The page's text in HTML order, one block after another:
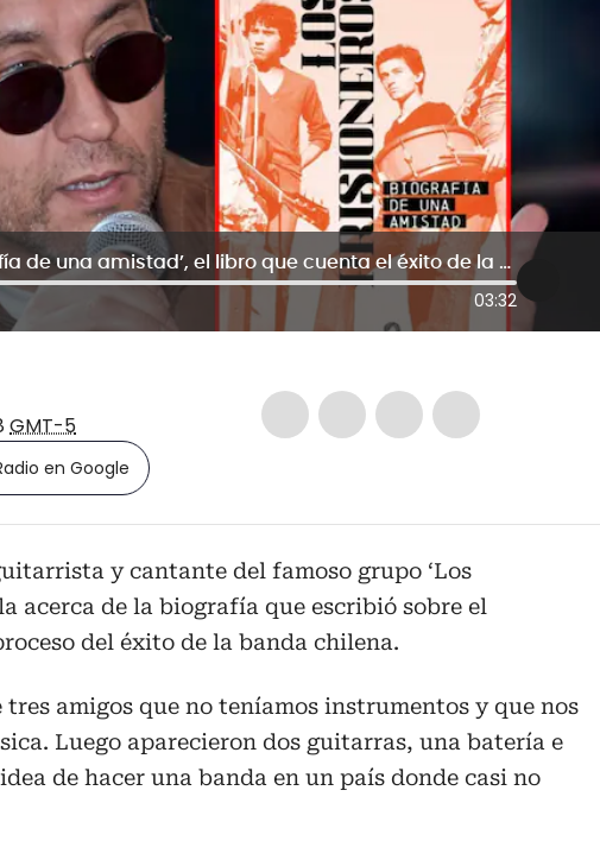
‘Los Prisioneros: biografía de una amistad’, el libro que cuenta el éxito de la mítica banda chilena
03:32
GMT-5
en Google
y cantante del famoso grupo ‘Los
acerca de la biografía que escribió sobre el
del éxito de la banda chilena.
tres amigos que no teníamos instrumentos y que nos
Luego aparecieron dos guitarras, una batería e
de hacer una banda en un país donde casi no